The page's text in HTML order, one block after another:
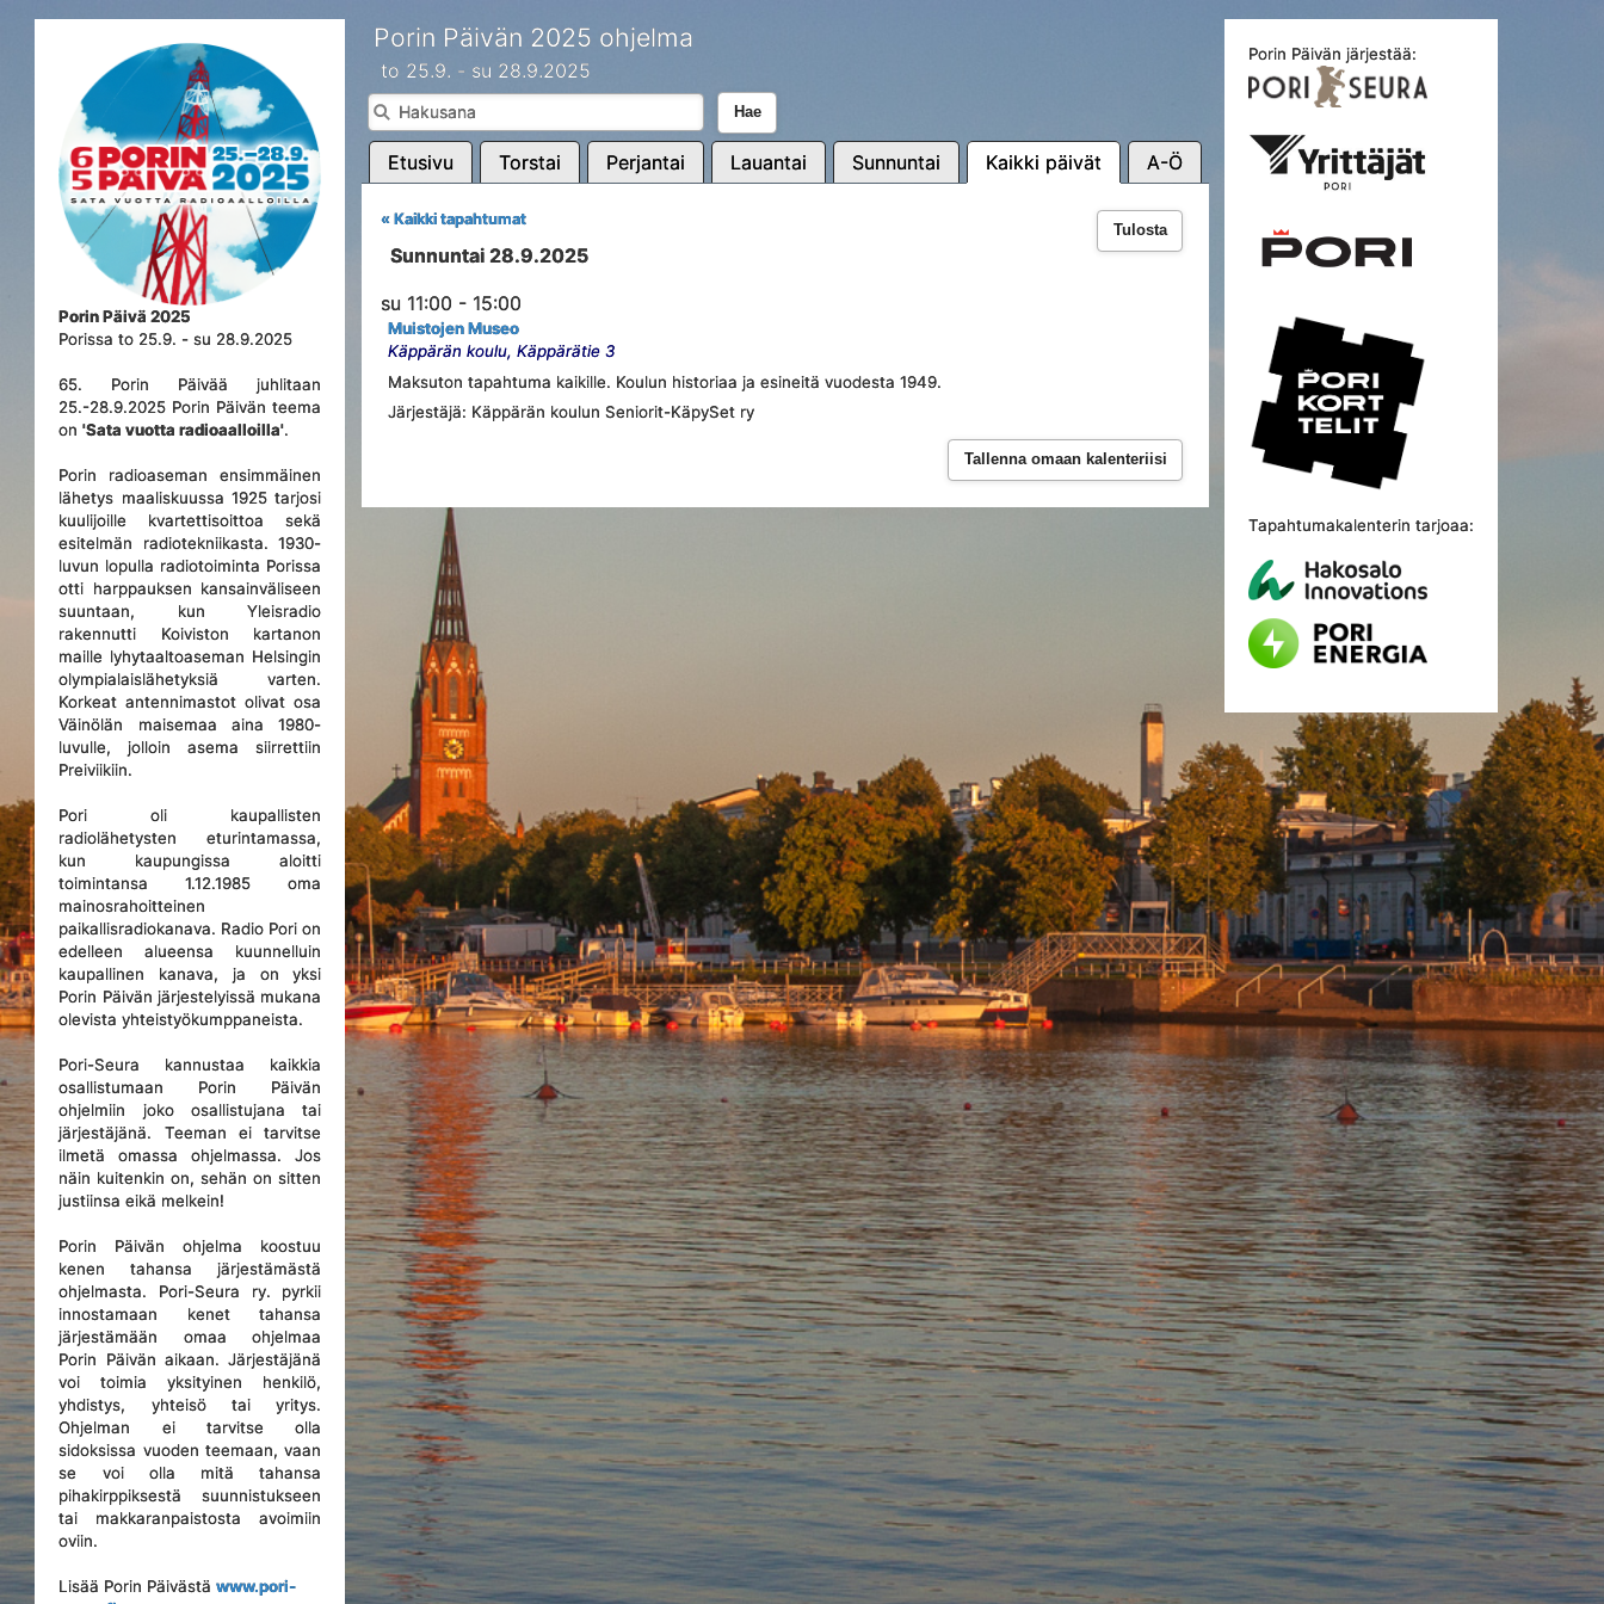
Porin Päivä 2025
Porissa to 25.9. - su 28.9.2025
65. Porin Päivää juhlitaan
25.-28.9.2025 Porin Päivän teema
on'Sata vuotta radioaalloilla'.
Porin radioaseman ensimmäinen
lähetys maaliskuussa 1925 tarjosi
kuulijoille kvartettisoittoa sekä
esitelmän radiotekniikasta. 1930-
luvun lopulla radiotoiminta Porissa
otti harppauksen kansainväliseen
suuntaan, kun Yleisradio
rakennutti Koiviston kartanon
maille lyhytaaltoaseman Helsingin
olympialaislähetyksiä varten.
Korkeat antennimastot olivat osa
Väinölän maisemaa aina 1980-
luvulle, jolloin asema siirrettiin
Preiviikiin.
Pori oli kaupallisten
radiolähetysten eturintamassa,
kun kaupungissa aloitti
toimintansa 1.12.1985 oma
mainosrahoitteinen
paikallisradiokanava. Radio Pori on
edelleen alueensa kuunnelluin
kaupallinen kanava, ja on yksi
Porin Päivän järjestelyissä mukana
olevista yhteistyökumppaneista.
Pori-Seura kannustaa kaikkia
osallistumaan Porin Päivän
ohjelmiin joko osallistujana tai
järjestäjänä. Teeman ei tarvitse
ilmetä omassa ohjelmassa. Jos
näin kuitenkin on, sehän on sitten
justiinsa eikä melkein!
Porin Päivän ohjelma koostuu
kenen tahansa järjestämästä
ohjelmasta. Pori-Seura ry. pyrkii
innostamaan kenet tahansa
järjestämään omaa ohjelmaa
Porin Päivän aikaan. Järjestäjänä
voi toimia yksityinen henkilö,
yhdistys, yhteisö tai yritys.
Ohjelman ei tarvitse olla
sidoksissa vuoden teemaan, vaan
se voi olla mitä tahansa
pihakirppiksestä suunnistukseen
tai makkaranpaistosta avoimiin
oviin.
Lisää Porin Päivästäwww.pori-
Porin Päivän 2025 ohjelma
to 25.9. - su 28.9.2025
Hae
Etusivu Torstai Perjantai Lauantai Sunnuntai Kaikki päivät A-Ö
Tulosta
« Kaikki tapahtumat
Sunnuntai 28.9.2025
su 11:00 - 15:00
Muistojen Museo
Käppärän koulu, Käppärätie 3
Maksuton tapahtuma kaikille. Koulun historiaa ja esineitä vuodesta 1949.
Järjestäjä: Käppärän koulun Seniorit-KäpySet ry
Tallenna omaan kalenteriisi
Porin Päivän järjestää:
Tapahtumakalenterin tarjoaa: